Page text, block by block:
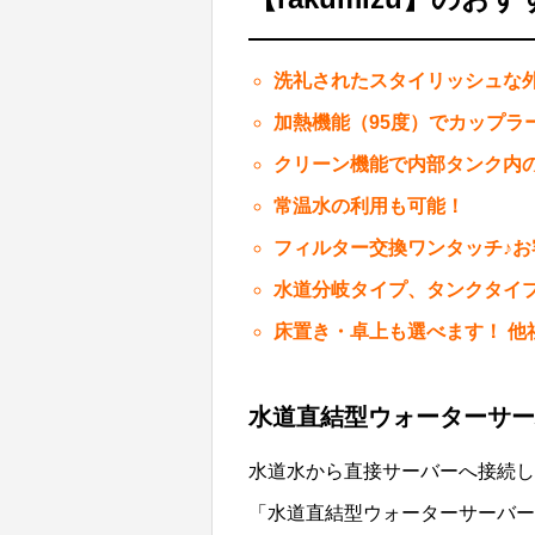
洗礼されたスタイリッシュな
加熱機能（95度）でカップラ
クリーン機能で内部タンク内
常温水の利用も可能！
フィルター交換ワンタッチ♪
水道分岐タイプ、タンクタイ
床置き・卓上も選べます！
水道直結型ウォーターサ
水道水から直接サーバーへ接続
「水道直結型ウォーターサーバ